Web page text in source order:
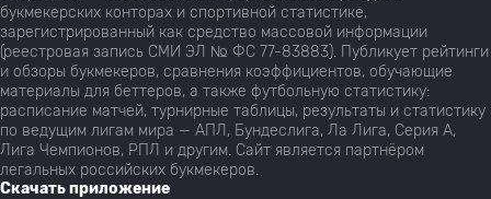
букмекерских конторах и спортивной статистике,
зарегистрированный как средство массовой информации
(реестровая запись СМИ ЭЛ № ФС 77-83883). Публикует рейтинги
и обзоры букмекеров, сравнения коэффициентов, обучающие
материалы для беттеров, а также футбольную статистику:
расписание матчей, турнирные таблицы, результаты и статистику
по ведущим лигам мира — АПЛ, Бундеслига, Ла Лига, Серия А,
Лига Чемпионов, РПЛ и другим. Сайт является партнёром
легальных российских букмекеров.
Скачать приложение